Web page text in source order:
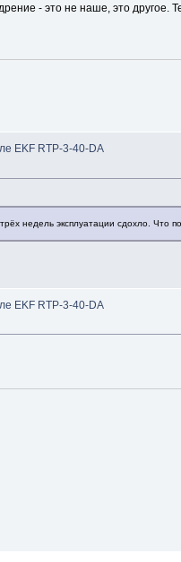
- это не наше, это другое.
EKF RTP-3-40-DA
недель эксплуатации сдохло. Что
EKF RTP-3-40-DA